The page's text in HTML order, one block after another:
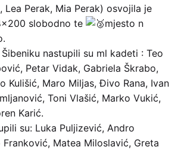
Lea Perak, Mia Perak) osvojila je
slobodno te
mjesto n
nastupili su ml kadeti : Teo
Petar Vidak, Gabriela Škrabo,
Kulišić, Maro Miljas, Đivo Rana, Ivan
Toni Vlašić, Marko Vukić,
Karić.
su: Luka Puljizević, Andro
Franković, Matea Miloslavić, Greta